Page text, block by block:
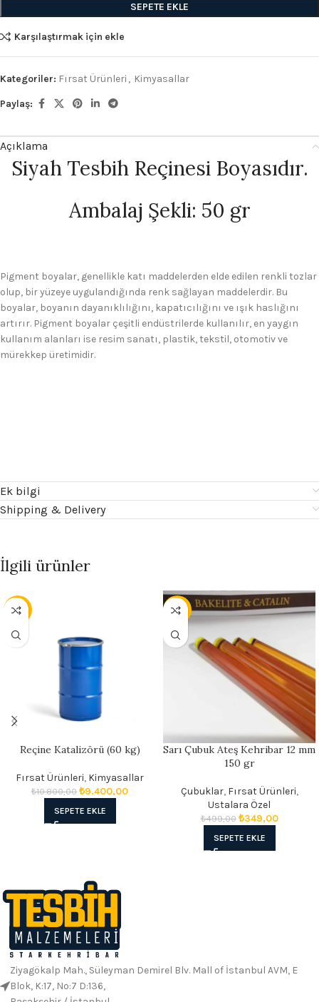
SEPETE EKLE
Karşılaştırmak için ekle
Kategoriler: Fırsat Ürünleri , Kimyasallar
Paylaş:
Açıklama
Siyah Tesbih Reçinesi Boyasıdır.
Ambalaj Şekli: 50 gr
Pigment boyalar, genellikle katı maddelerden elde edilen renkli tozlar
olup, bir yüzeye uygulandığında renk sağlayan maddelerdir. Bu
boyalar, boyanın dayanıklılığını, kapatıcılığını ve ışık haslığını
artırır. Pigment boyalar çeşitli endüstrilerde kullanılır, en yaygın
kullanım alanları ise resim sanatı, plastik, tekstil, otomotiv ve
mürekkep üretimidir.
Ek bilgi
Shipping & Delivery
İlgili ürünler
- 13%
Reçine Katalizörü (60 kg)
Fırsat Ürünleri, Kimyasallar
₺10.800,00 ₺9.400,00
SEPETE EKLE
- 30%
Sarı Çubuk Ateş Kehribar 12 mm
150 gr
Çubuklar, Fırsat Ürünleri,
Ustalara Özel
₺499,00 ₺349,00
SEPETE EKLE
Ziyagökalp Mah., Süleyman Demirel Blv. Mall of İstanbul AVM, E
Blok, K:17, No:7 D:136,